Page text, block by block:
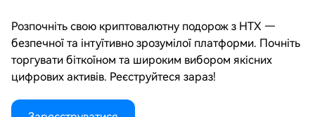
Розпочніть свою криптовалютну подорож з HTX —
безпечної та інтуїтивно зрозумілої платформи. Почніть
торгувати біткоїном та широким вибором якісних
цифрових активів. Реєструйтеся зараз!